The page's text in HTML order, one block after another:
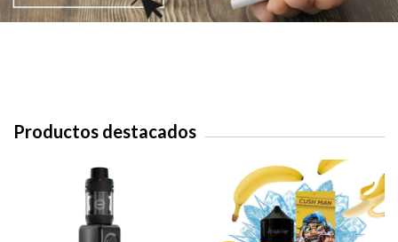
Productos destacados